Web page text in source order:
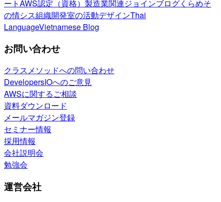
ートAWS認定（資格） 製造業関連ジョインブログくらめそ
の情シス組織開発室の活動デザインThai
LanguageVietnamese Blog
お問い合わせ
クラスメソッドへの問い合わせ
DevelopersIOへのご意見
AWSに関するご相談
資料ダウンロード
メールマガジン登録
セミナー情報
採用情報
会社説明会
勉強会
運営会社